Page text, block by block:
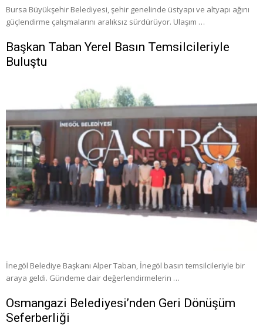
Bursa Büyükşehir Belediyesi, şehir genelinde üstyapı ve altyapı ağını
güçlendirme çalışmalarını aralıksız sürdürüyor. Ulaşım …
Başkan Taban Yerel Basın Temsilcileriyle
Buluştu
İnegöl Belediye Başkanı Alper Taban, İnegöl basın temsilcileriyle bir
araya geldi. Gündeme dair değerlendirmelerin …
Osmangazi Belediyesi’nden Geri Dönüşüm
Seferberliği